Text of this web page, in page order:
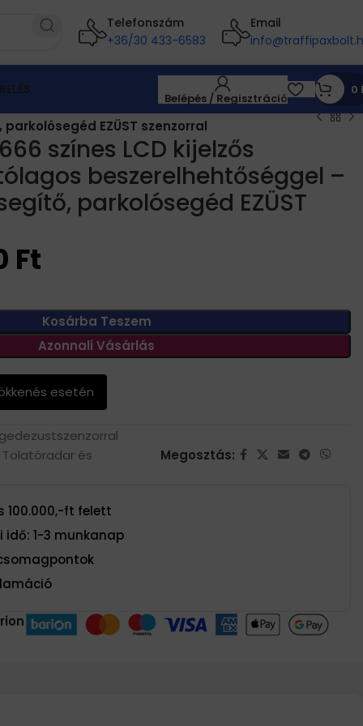
Telefonszám
+36/30 433-6583
Email
Belépés / Regisztráció
0
EZÜST szenzorral
színes LCD kijelzős
beszerelhehtőséggel –
parkolósegéd EZÜST
Ft
Kosárba Teszem
Azonnali Vásárlás
esetén
Tolatóradar és
Megosztás:
100.000,-ft felett
1-3 munkanap